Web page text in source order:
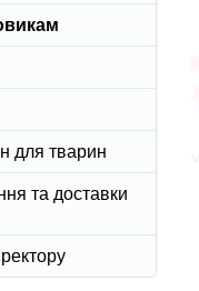
для тварин
та доставки